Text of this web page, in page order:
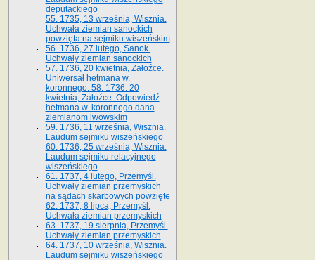
deputackiego
55. 1735, 13 września, Wisznia.
Uchwała ziemian sanockich
powzięta na sejmiku wiszeńskim
56. 1736, 27 lutego, Sanok.
Uchwały ziemian sanockich
57. 1736, 20 kwietnia, Załoźce.
Uniwersał hetmana w.
koronnego. 58. 1736. 20
kwietnia, Załoźce. Odpowiedź
hetmana w. koronnego dana
ziemianom lwowskim
59. 1736, 11 września, Wisznia.
Laudum sejmiku wiszeńskiego
60. 1736, 25 września, Wisznia.
Laudum sejmiku relacyjnego
wiszeńskiego
61. 1737, 4 lutego, Przemyśl.
Uchwały ziemian przemyskich
na sądach skarbowych powzięte
62. 1737, 8 lipca, Przemyśl.
Uchwała ziemian przemyskich
63. 1737, 19 sierpnia, Przemyśl.
Uchwały ziemian przemyskich
64. 1737, 10 września, Wisznia.
Laudum sejmiku wiszeńskiego